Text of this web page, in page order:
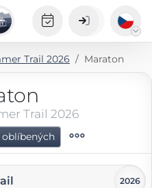
Trail 2026 Maraton
Trail 2026
2026